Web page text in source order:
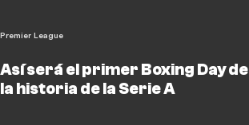
Premier League
Así será el primer Boxing Day de
la historia de la Serie A